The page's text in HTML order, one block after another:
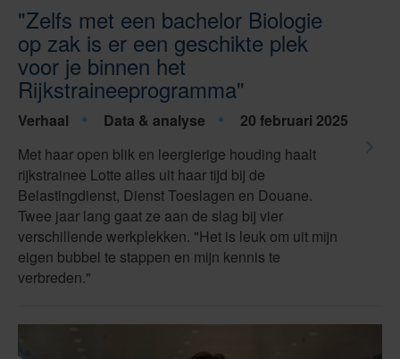
"Zelfs met een bachelor Biologie
op zak is er een geschikte plek
voor je binnen het
Rijkstraineeprogramma"
Verhaal Data & analyse
20 februari 2025
Met haar open blik en leergierige houding haalt
rijkstrainee Lotte alles uit haar tijd bij de
Belastingdienst, Dienst Toeslagen en Douane.
Twee jaar lang gaat ze aan de slag bij vier
verschillende werkplekken. "Het is leuk om uit mijn
eigen bubbel te stappen en mijn kennis te
verbreden."